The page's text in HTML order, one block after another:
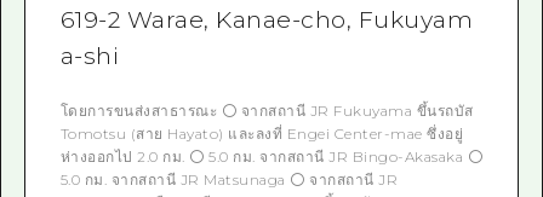
619-2 Warae, Kanae-cho, Fukuyam
a-shi
โดยการขนส่งสาธารณะ 〇 จากสถานี JR Fukuyama ขึ้นรถบัส
Tomotsu (สาย Hayato) และลงที่ Engei Center-mae ซึ่งอยู่
ห่างออกไป 2.0 กม. 〇 5.0 กม. จากสถานี JR Bingo-Akasaka 〇
5.0 กม. จากสถานี JR Matsunaga 〇 จากสถานี JR